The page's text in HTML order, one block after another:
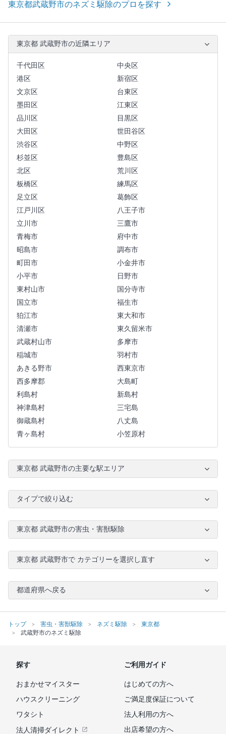
東京都武蔵野市のネズミ駆除のプロを探す
東京都 武蔵野市の近隣エリア
千代田区
中央区
港区
新宿区
文京区
台東区
墨田区
江東区
品川区
目黒区
大田区
世田谷区
渋谷区
中野区
杉並区
豊島区
北区
荒川区
板橋区
練馬区
足立区
葛飾区
江戸川区
八王子市
立川市
三鷹市
青梅市
府中市
昭島市
調布市
町田市
小金井市
小平市
日野市
東村山市
国分寺市
国立市
福生市
狛江市
東大和市
清瀬市
東久留米市
武蔵村山市
多摩市
稲城市
羽村市
あきる野市
西東京市
西多摩郡
大島町
利島村
新島村
神津島村
三宅島
御蔵島村
八丈島
青ヶ島村
小笠原村
東京都 武蔵野市の主要な駅エリア
タイプで絞り込む
東京都 武蔵野市の害虫・害獣駆除
東京都 武蔵野市で カテゴリーを選択し直す
都道府県へ戻る
トップ 害虫・害獣駆除 ネズミ駆除
東京都
武蔵野市のネズミ駆除
探す
おまかせマイスター
ハウスクリーニング
ワタシト
法人清掃ダイレクト
ご利用ガイド
はじめての方へ
ご満足度保証について
法人利用の方へ
出店希望の方へ